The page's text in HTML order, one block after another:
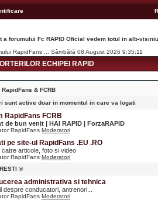
a forumului Fc RAPID Oficial vedem totul in alb-
RapidFans ... Sâmbătă 08 August 2026 9:35:11
ECHIPEI RAPID
RapidFans & FCRB
sunt active doar in momentul in care va logati
RapidFans FCRB
de bun venit | HAI RAPID | ForzaRAPID
RapidFans Moderatori
pe site-ul RapidFans .EU .RO
catre articole, foto si video
RapidFans Moderatori
®
administrativa si tehnica
despre conducatori, antrenori...
RapidFans Moderatori